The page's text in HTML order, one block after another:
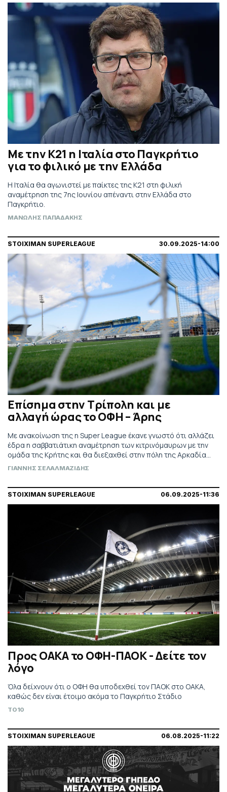
Με την Κ21 η Ιταλία στο Παγκρήτιο
για το φιλικό με την Ελλάδα
Η Ιταλία θα αγωνιστεί με παίκτες της Κ21 στη φιλική
αναμέτρηση της 7ης Ιουνίου απέναντι στην Ελλάδα στο
Παγκρήτιο.
ΜΑΝΩΛΗΣ ΠΑΠΑΔΑΚΗΣ
STOIXIMAN SUPERLEAGUE 30.09.2025-14:00
Επίσημα στην Τρίπολη και με
αλλαγή ώρας το ΟΦΗ – Άρης
Με ανακοίνωση της η Super League έκανε γνωστό ότι αλλάζει
έδρα η σαββατιάτικη αναμέτρηση των κιτρινόμαυρων με την
ομάδα της Κρήτης και θα διεξαχθεί στην πόλη της Αρκαδίας,
ενώ θα ξεκινήσει και μισή ώρα νωρίτερα (18.00).
ΓΙΑΝΝΗΣ ΣΕΛΑΛΜΑΖΙΔΗΣ
STOIXIMAN SUPERLEAGUE 06.09.2025-11:36
Προς ΟΑΚΑ το ΟΦΗ-ΠΑΟΚ - Δείτε τον
λόγο
Όλα δείχνουν ότι ο ΟΦΗ θα υποδεχθεί τον ΠΑΟΚ στο ΟΑΚΑ,
καθώς δεν είναι έτοιμο ακόμα το Παγκρήτιο Στάδιο
TO10
STOIXIMAN SUPERLEAGUE 06.08.2025-11:22